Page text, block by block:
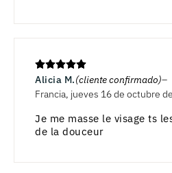
Alicia M.(cliente confirmado)
Francia, jueves 16 de octubre
Je me masse le visage ts
de la douceur